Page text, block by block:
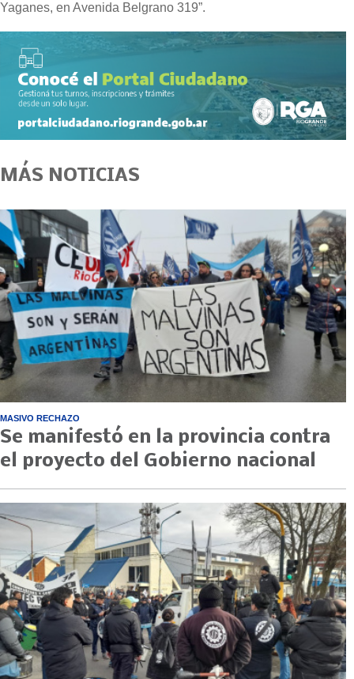
Yaganes, en Avenida Belgrano 319”.
MÁS NOTICIAS
MASIVO RECHAZO
Se manifestó en la provincia contra
el proyecto del Gobierno nacional